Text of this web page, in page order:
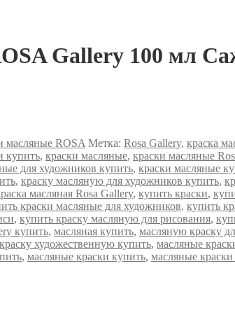
Gallery 100 мл
масляные ROSA Метка: Rosa Gallery, краска
купить, краски масляные, краски масляные
для художников купить, краски масляные
, краску масляную для художников купить,
масляная Rosa Gallery, купить краски,
краски масляные для художников, купить
, купить краску масляную для рисования,
купить, масляная купить, масляную краску
художественную купить, масляные
, масляные краски купить, масляные